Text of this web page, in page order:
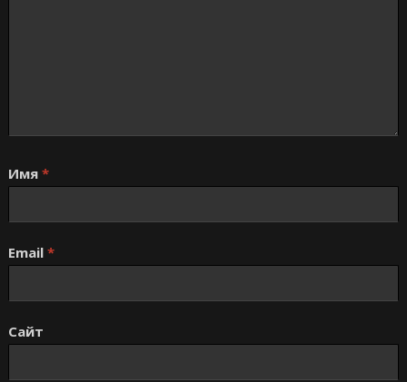
Имя *
Email *
Сайт